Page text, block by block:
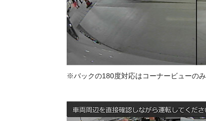
※バックの180度対応はコーナービューのみ